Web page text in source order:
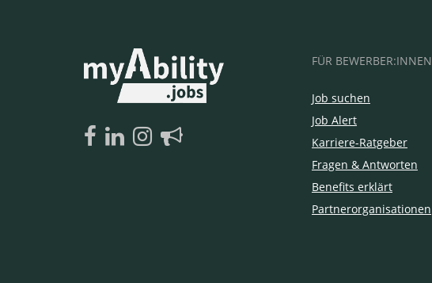
FÜR BEWERBER:INNEN
Job suchen
Job Alert
Karriere-Ratgeber
Fragen & Antworten
Benefits erklärt
Partnerorganisationen